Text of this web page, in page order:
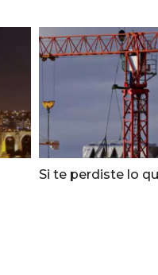
Si te perdiste lo